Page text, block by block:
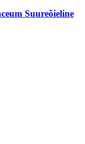
Suureõieline